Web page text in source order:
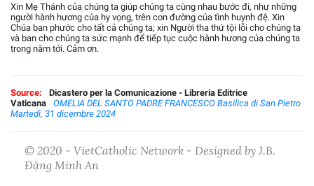
Xin Mẹ Thánh của chúng ta giúp chúng ta cùng nhau bước đi, như những
người hành hương của hy vọng, trên con đường của tình huynh đệ. Xin
Chúa ban phước cho tất cả chúng ta; xin Người tha thứ tội lỗi cho chúng ta
và ban cho chúng ta sức mạnh để tiếp tục cuộc hành hương của chúng ta
trong năm tới. Cảm ơn.
Source:
Dicastero per la Comunicazione - Libreria Editrice
Vaticana
OMELIA DEL SANTO PADRE FRANCESCO Basilica di San Pietro
Martedì, 31 dicembre 2024
© 2020 - VietCatholic Network - Designed by J.B.
Đặng Minh An